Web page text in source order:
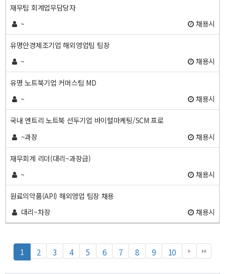
재무팀 회계업무담당자
~
채용시
유명안경제조기업 해외영업팀 팀장
~
채용시
유명 노트북기업 커머스팀 MD
~
채용시
국내 엔트리 노트북 선두기업 바이럴마케팅/SCM 프로
~과장
채용시
재무회계 리더(대리~과장급)
~
채용시
원료의약품(API) 해외영업 팀장 채용
대리~차장
채용시
린
1
이
지
2페
이
3
이
4페
이
5페
이
6페
이
7페
이
8페
이
9페
이
10페
이